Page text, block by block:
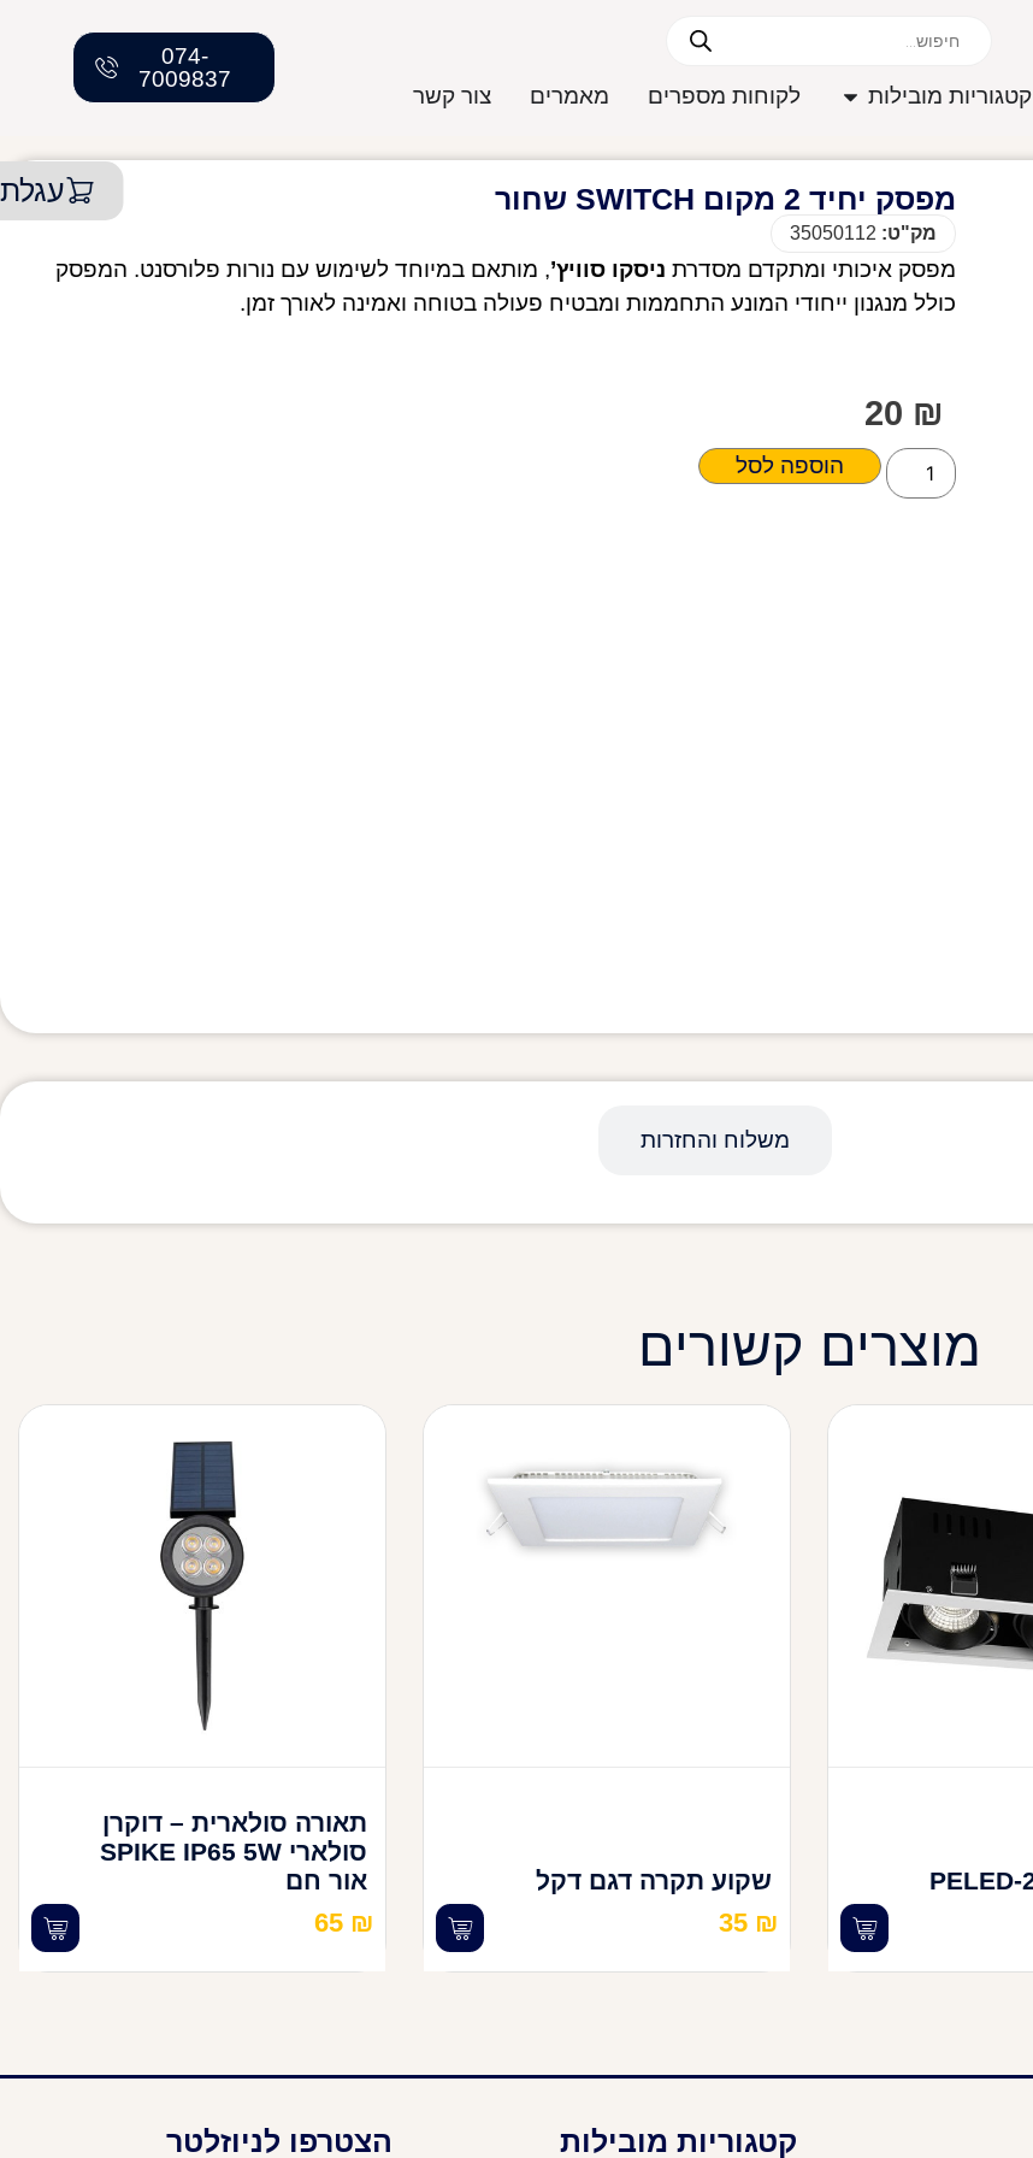
קטגוריות מובילות לקוחות מספרים מאמרים צור קשר
074-
7009837
מפסק יחיד 2 מקום SWITCH שחור
מק"ט: 35050112
מפסק איכותי ומתקדם מסדרת ניסקו סוויץ’, מותאם במיוחד לשימוש עם נורות פלורסנט. המפסק
כולל מנגנון ייחודי המונע התחממות ומבטיח פעולה בטוחה ואמינה לאורך זמן.
20 ₪
הוספה לסל
משלוח והחזרות
מוצרים קשורים
שקוע תקרה דגם דקל
35 ₪
תאורה סולארית – דוקרן
סולארי SPIKE IP65 5W
אור חם
65 ₪
קטגוריות מובילות הצטרפו לניוזלטר